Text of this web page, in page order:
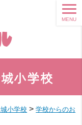
小学校
MENU
小学校 >学校からのお